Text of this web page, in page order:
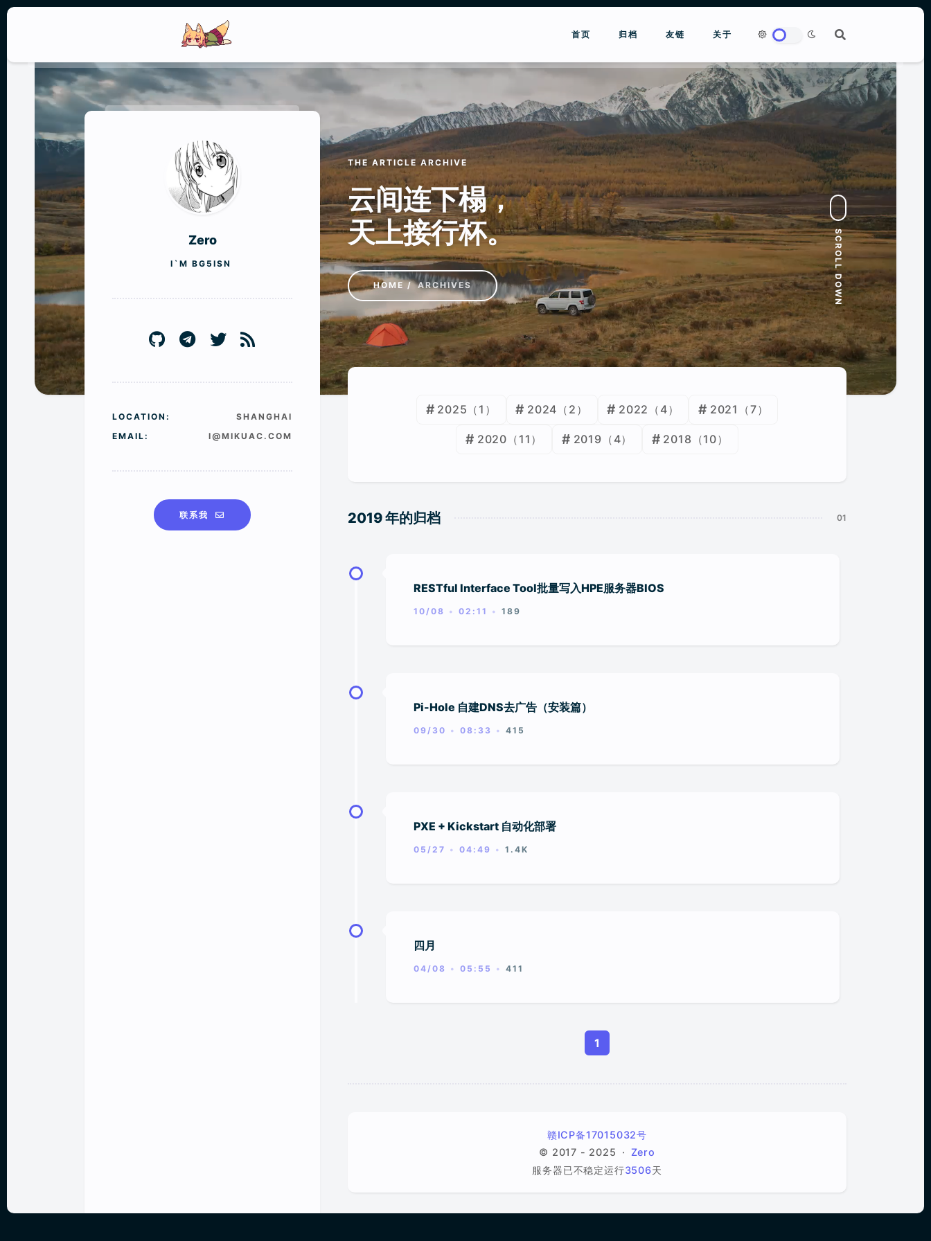
首页 归档 友链 关于
THE ARTICLE ARCHIVE
云间连下榻，
天上接行杯。
HOME ARCHIVES SCROLL DOWN
Zero
I`M
LOCATION:
SHANGHAI
EMAIL:
I@MIKUAC.COM
联系我
2025 （1） 2024 （2） 2022 （4） 2021 （7）
2020 （11） 2019 （4） 2018 （10）
2019 年的归档
RESTful Interface Tool批量写入HPE服务器BIOS
10/08 02:11 189
Pi-Hole 自建DNS去广告（安装篇）
09/30 08:33 415
PXE + Kickstart 自动化部署
05/27 04:49 1.4K
四月
04/08 05:55 411
1
赣ICP备17015032号
© 2017 - 2025
Zero
服务器已不稳定运行3506天
to close